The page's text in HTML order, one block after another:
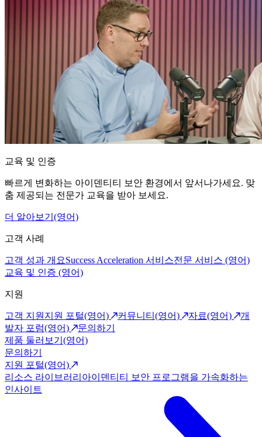
교육 및 인증
빠르게 변화하는 아이덴티티 보안 환경에서 앞서나가세요. 맞
춤 제공되는 전문가 교육을 받아 보세요.
더 알아보기(영어)
고객 사례
고객 성과 개요Success Acceleration 서비스전문 서비스 (영어)
교육 및 인증 (영어)
지원
고객 지원 지원 포털(영어) 커뮤니티(영어) 자료(영어)
개
발자 포럼(영어)
문의하기
제품 둘러보기(영어)
문의하기
지원 포털(영어)
리소스 라이브러리 아이덴티티 보안 프로그램을 가속화하는
인사이트